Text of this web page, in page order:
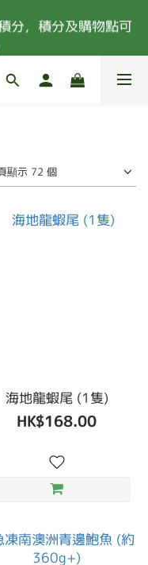
所有優惠及購物金
(偏遠地區除外)
分，積分及購物點可
套餐及指定食材除
有優惠及購物金
偏遠地區除外)
顯示 72 個
海地龍蝦尾 (1隻)
HK$168.00